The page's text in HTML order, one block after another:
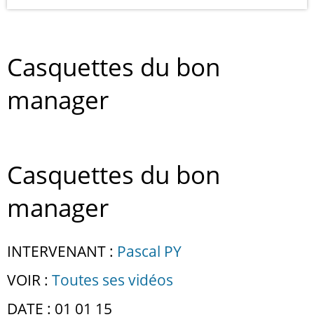
Casquettes du bon
manager
Casquettes du bon
manager
INTERVENANT : Pascal PY
VOIR : Toutes ses vidéos
DATE : 01 01 15